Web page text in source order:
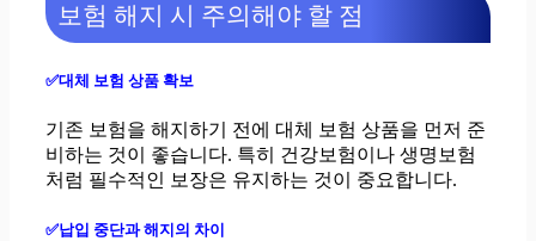
보험 해지 시 주의해야 할 점
✅대체 보험 상품 확보
기존 보험을 해지하기 전에 대체 보험 상품을 먼저 준
비하는 것이 좋습니다. 특히 건강보험이나 생명보험
처럼 필수적인 보장은 유지하는 것이 중요합니다.
✅납입 중단과 해지의 차이